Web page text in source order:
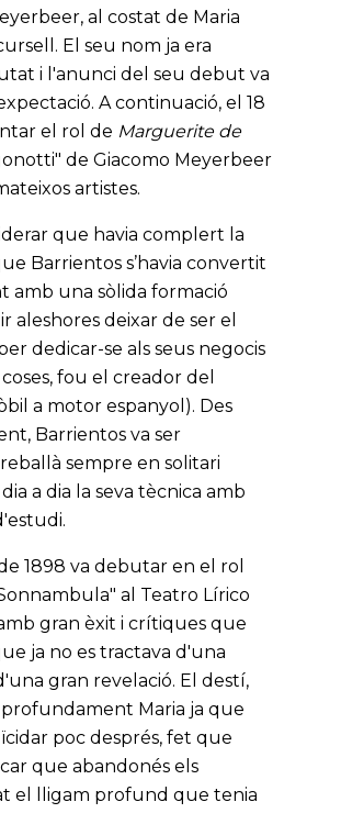
al costat de Maria
El seu nom ja era
i l'anunci del seu debut va
A continuació, el 18
el rol de Marguerite de
de Giacomo Meyerbeer
artistes.
que havia complert la
Barrientos s’havia convertit
amb una sòlida formació
aleshores deixar de ser el
dedicar-se als seus negocis
fou el creador del
a motor espanyol). Des
Barrientos va ser
sempre en solitari
a dia la seva tècnica amb
1898 va debutar en el rol
al Teatro Lírico
gran èxit i crítiques que
ja no es tractava d'una
gran revelació. El destí,
Maria ja que
poc després, fet que
que abandonés els
el lligam profund que tenia